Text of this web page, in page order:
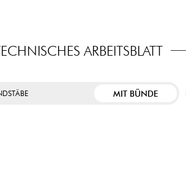
ARBEITSBLATT
MIT BÜNDE